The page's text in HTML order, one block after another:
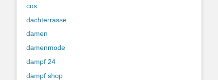
cos
dachterrasse
damen
damenmode
dampf 24
dampf shop